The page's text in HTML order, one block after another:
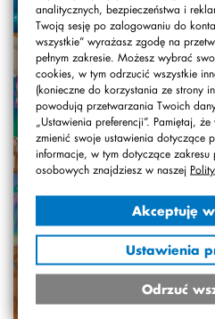
analitycznych, bezpieczeństwa i
Twoją sesję po zalogowaniu do
wszystkie” wyrażasz zgodę na
pełnym zakresie. Możesz wybrać
cookies, w tym odrzucić wszystkie
(konieczne do korzystania ze strony
powodują przetwarzania Twoich
„Ustawienia preferencji”. Pamiętaj,
zmienić swoje ustawienia dotyczące
informacje, w tym dotyczące
osobowych znajdziesz w naszej
Akceptuję
Ustawienia
Odrzuć